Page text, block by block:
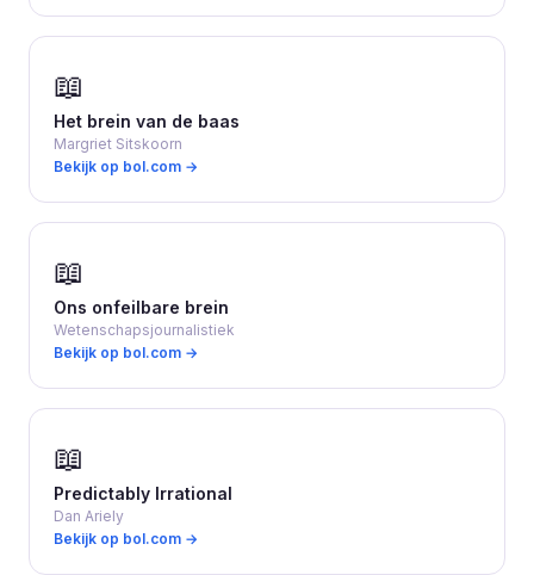
📖
Het brein van de baas
Margriet Sitskoorn
Bekijk op bol.com →
📖
Ons onfeilbare brein
Wetenschapsjournalistiek
Bekijk op bol.com →
📖
Predictably Irrational
Dan Ariely
Bekijk op bol.com →